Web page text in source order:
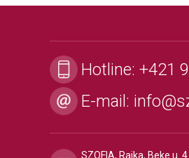
Hotline: +421
E-mail:
SZOFIA, Rajka, Beke u. 4.